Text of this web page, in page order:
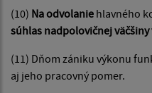
(10) Na odvolanie hlavného
súhlas nadpolovičnej
(11) Dňom zániku výkonu
aj jeho pracovný pomer.